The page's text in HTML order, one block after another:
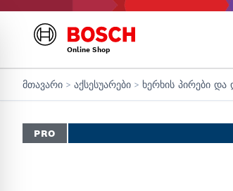
Online Shop
მთავარი > აქსესუარები > ხერხის პირები და
PRO